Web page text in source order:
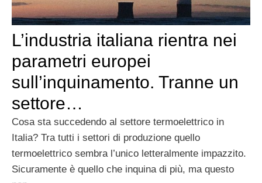
L’industria italiana rientra nei
parametri europei
sull’inquinamento. Tranne un
settore…
Cosa sta succedendo al settore termoelettrico in
Italia? Tra tutti i settori di produzione quello
termoelettrico sembra l’unico letteralmente impazzito.
Sicuramente è quello che inquina di più, ma questo